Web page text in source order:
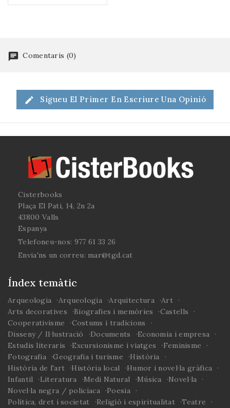
Comentaris (0)
Sigueu El Primer En Escriure Una Opinió
Cisterbooks
Plaça El Pati, 14, 2n 2a
43800 Valls
Espanya
Telefoneu-nos: 977 61 33 26
Envia'ns un correu: mar@tgd.cat
Índex temàtic
Arqueologia Arqueologia Arquitectura
Art
Arts decoratives
Biografies i memòries
Castells
Cooperativisme
Costums i tradicions
Disseny / Il·lustració
Documents
Economia i empresa
Estudis literaris
Excursionisme i viatges
Feminisme
Fotografia
Geografia i turisme
Història
Història de l'art
Història local
Humor i novel·la gràfica
Infantil
Literatura Medi Natural Música
Novel·la
Novel·la negra / policíaca
Poesia
Política, dret i societat
Religió i espiritualitat
Teatre